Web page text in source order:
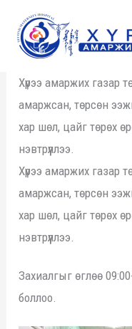
content
Хүрээ амаржих газар
амаржсан, төрсөн
хар шөл, цайг төрөх
нэвтрүүллээ.
Хүрээ амаржих газар
амаржсан, төрсөн
хар шөл, цайг төрөх
нэвтрүүллээ.
Захиалгыг өглөө
боллоо.